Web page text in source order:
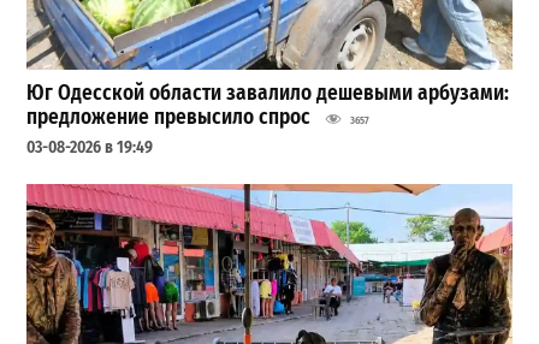
Юг Одесской области завалило дешевыми арбузами:
предложение превысило спрос
3657
03-08-2026 в 19:49